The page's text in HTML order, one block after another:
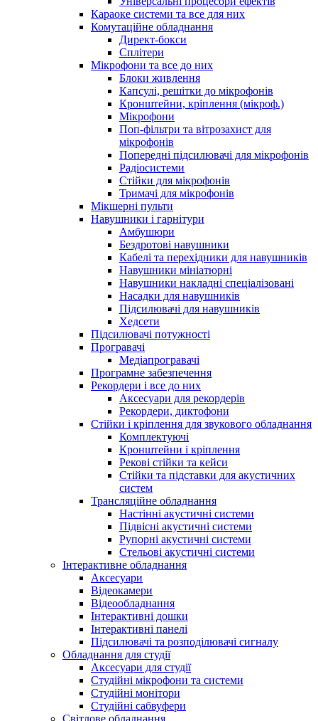
Караоке системи та все для них
Комутаційне обладнання
Директ-бокси
Сплітери
Мікрофони та все до них
Блоки живлення
Капсулі, решітки до мікрофонів
Кронштейни, кріплення (мікроф.)
Мікрофони
Поп-фільтри та вітрозахист для
мікрофонів
Попередні підсилювачі для мікрофонів
Радіосистеми
Стійки для мікрофонів
Тримачі для мікрофонів
Мікшерні пульти
Навушники і гарнітури
Амбушюри
Бездротові навушники
Кабелі та перехідники для навушників
Навушники мініатюрні
Навушники накладні спеціалізовані
Насадки для навушників
Підсилювачі для навушників
Хедсети
Підсилювачі потужності
Програвачі
Медіапрогравачі
Програмне забезпечення
Рекордери і все до них
Аксесуари для рекордерів
Рекордери, диктофони
Стійки і кріплення для звукового обладнання
Комплектуючі
Кронштейни і кріплення
Рекові стійки та кейси
Стійки та підставки для акустичних
систем
Трансляційне обладнання
Настінні акустичні системи
Підвісні акустичні системи
Рупорні акустичні системи
Стельові акустичні системи
Інтерактивне обладнання
Аксесуари
Відеокамери
Відеообладнання
Інтерактивні дошки
Інтерактивні панелі
Підсилювачі та розподілювачі сигналу
Обладнання для студії
Аксесуари для студії
Студійні мікрофони та системи
Студійні монітори
Студійні сабвуфери
Світлове обладнання